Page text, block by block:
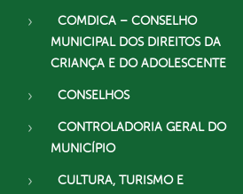
COMDICA – CONSELHO
MUNICIPAL DOS DIREITOS DA
CRIANÇA E DO ADOLESCENTE
CONSELHOS
CONTROLADORIA GERAL DO
MUNICÍPIO
CULTURA, TURISMO E